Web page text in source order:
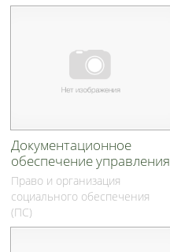
Документационное
обеспечение управления
Право и организация
социального обеспечения
(ПС)